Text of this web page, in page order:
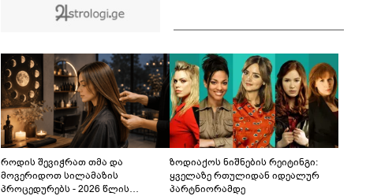
ყველა შეთანხმების დარღვევით,
სამხრეთ ოსეთის წინააღმდეგ
როდის შევიჭრათ თმა და
მოვერიდოთ სილამაზის
პროცედურებს - 2026 წლის
ზოდიაქოს ნიშნების რეიტინგი:
ყველაზე რთულიდან იდეალურ
პარტნიორამდე